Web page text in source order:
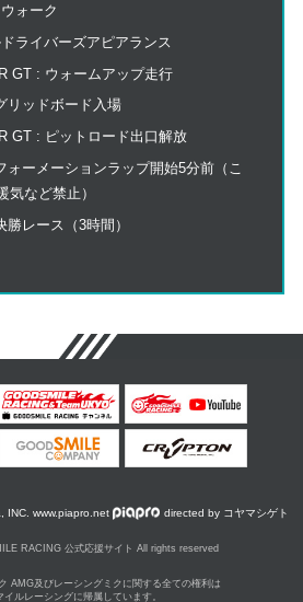
ォーク
ライバーズアピアランス
GT : ウォームアップ走行
リッドボード入場
GT : ピットロード出口解放
ォーメーションラップ開始5分前（こ
気など禁止）
レース（3時間）
INC. www.piapro.net directed by コヤマシゲト
RACING 公式応援サイト All rights reserved
AMG及びレーシングミクに関する全ての権利は
イルレーシングに帰属しています。